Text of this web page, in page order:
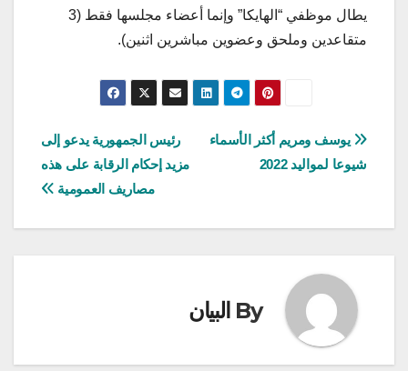
يطال موظفي “الهايكا” وإنما أعضاء مجلسها فقط (3
متقاعدين وملحق وعضوين مباشرين اثنين).
تصفّح
المقالات
رئيس الجمهورية يدعو إلى
مزيد إحكام الرقابة على هذه
مصاريف العمومية
يوسف ومريم أكثر الأسماء
شيوعا لمواليد 2022
By البيان